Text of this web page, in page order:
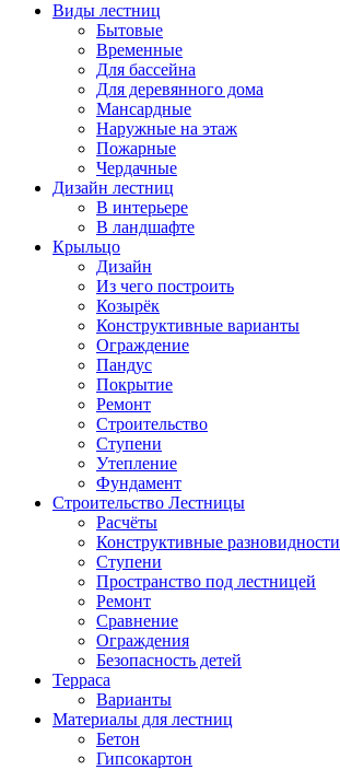
Виды лестниц
Бытовые
Временные
Для бассейна
Для деревянного дома
Мансардные
Наружные на этаж
Пожарные
Чердачные
Дизайн лестниц
В интерьере
В ландшафте
Крыльцо
Дизайн
Из чего построить
Козырёк
Конструктивные варианты
Ограждение
Пандус
Покрытие
Ремонт
Строительство
Ступени
Утепление
Фундамент
Строительство Лестницы
Расчёты
Конструктивные разновидности
Ступени
Пространство под лестницей
Ремонт
Сравнение
Ограждения
Безопасность детей
Терраса
Варианты
Материалы для лестниц
Бетон
Гипсокартон